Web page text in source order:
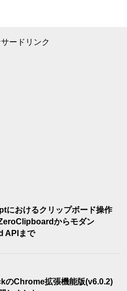
ードリンク
におけるクリップボード操作
からモダン
APIまで
のChrome拡張機能版(v6.0.2)